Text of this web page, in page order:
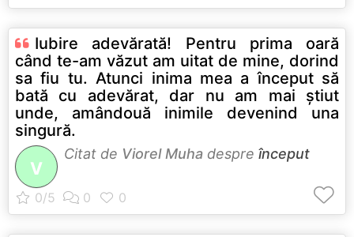
Iubire adevărată! Pentru prima oară
când te-am văzut am uitat de mine, dorind
sa fiu tu. Atunci inima mea a început să
bată cu adevărat, dar nu am mai ştiut
unde, amândouă inimile devenind una
singură.
V
Citat de Viorel Muha despre început